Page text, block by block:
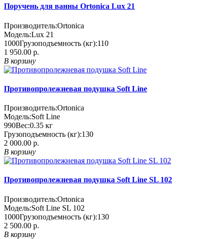
Поручень для ванны Ortonica Lux 21
Производитель:Ortonica
Модель:Lux 21
1000Грузоподъемность (кг):110
1 950.00 р.
В корзину
Противопролежневая подушка Soft Line
Производитель:Ortonica
Модель:Soft Line
990Вес:0.35 кг
Грузоподъемность (кг):130
2 000.00 р.
В корзину
Противопролежневая подушка Soft Line SL 102
Производитель:Ortonica
Модель:Soft Line SL 102
1000Грузоподъемность (кг):130
2 500.00 р.
В корзину